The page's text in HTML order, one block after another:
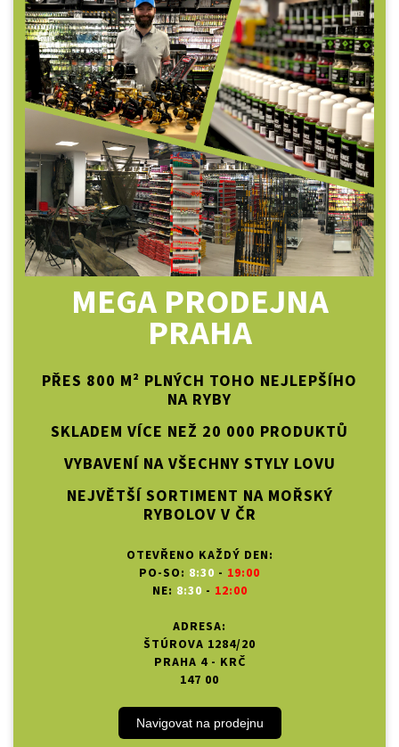
MEGA PRODEJNA
PRAHA
PŘES 800 M² PLNÝCH TOHO NEJLEPŠÍHO
NA RYBY
SKLADEM VÍCE NEŽ 20 000 PRODUKTŮ
VYBAVENÍ NA VŠECHNY STYLY LOVU
NEJVĚTŠÍ SORTIMENT NA MOŘSKÝ
RYBOLOV V ČR
OTEVŘENO KAŽDÝ DEN:
PO-SO: 8:30 - 19:00
NE: 8:30 - 12:00
ADRESA:
ŠTÚROVA 1284/20
PRAHA 4 - KRČ
147 00
Navigovat na prodejnu